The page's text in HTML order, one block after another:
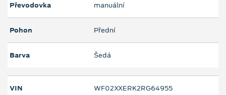
Převodovka manuální
Pohon Přední
Barva Šedá
VIN WF02XXERK2RG64955